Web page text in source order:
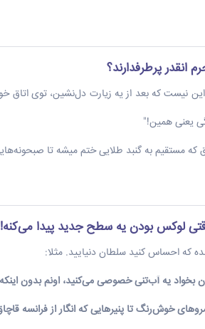
پرطرفدارند؟
نیست که بعد از یه زیارت دل‌نشین، توی اتاق
یعنی همین!"
مستقیم به گنبد طلایی ختم میشه تا
لوکس بودن یه سطح جدید پیدا می‌کنه!
که احساس کنید سلطان دنیایید. مثلا:
بخواد یه آب‌تنی خصوصی می‌کنید، اونم بدون
خوش‌رنگ تا پنیرهایی که انگار از فرانسه